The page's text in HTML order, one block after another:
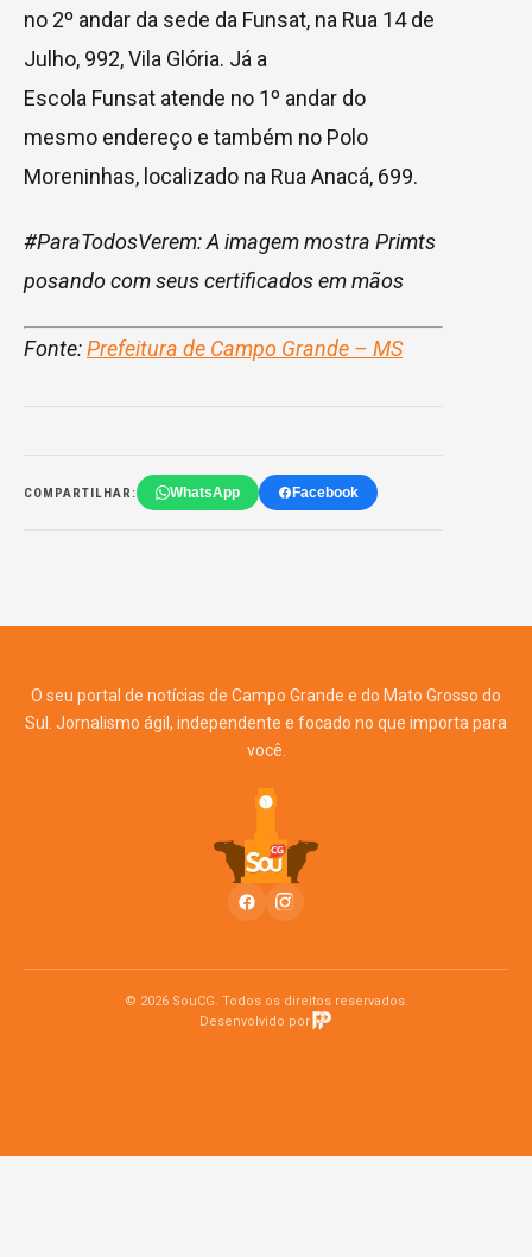
no 2º andar da sede da Funsat, na Rua 14 de
Julho, 992, Vila Glória. Já a
Escola Funsat atende no 1º andar do
mesmo endereço e também no Polo
Moreninhas, localizado na Rua Anacá, 699.
#ParaTodosVerem: A imagem mostra Primts
posando com seus certificados em mãos
Fonte:Prefeitura de Campo Grande – MS
COMPARTILHAR: WhatsApp Facebook
O seu portal de notícias de Campo Grande e do Mato Grosso do
Sul. Jornalismo ágil, independente e focado no que importa para
você.
© 2026 SouCG. Todos os direitos reservados.
Desenvolvido por